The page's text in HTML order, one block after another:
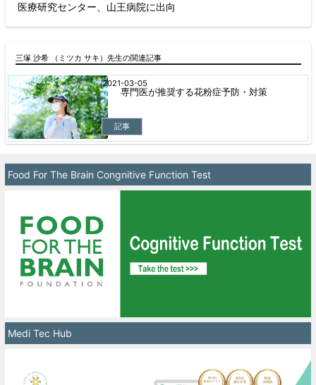
医療研究センター、山王病院に出向
三塚 沙希 （ミツカ サキ）先生の関連記事
専門医が推奨する花粉症予防・対策
記事
2021-03-05
Food For The Brain Congnitive Function Test
Medi Tec Hub